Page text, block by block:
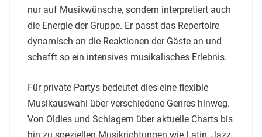
nur auf Musikwünsche, sondern interpretiert auch
die Energie der Gruppe. Er passt das Repertoire
dynamisch an die Reaktionen der Gäste an und
schafft so ein intensives musikalisches Erlebnis.
Für private Partys bedeutet dies eine flexible
Musikauswahl über verschiedene Genres hinweg.
Von Oldies und Schlagern über aktuelle Charts bis
hin zu speziellen Musikrichtungen wie Latin, Jazz